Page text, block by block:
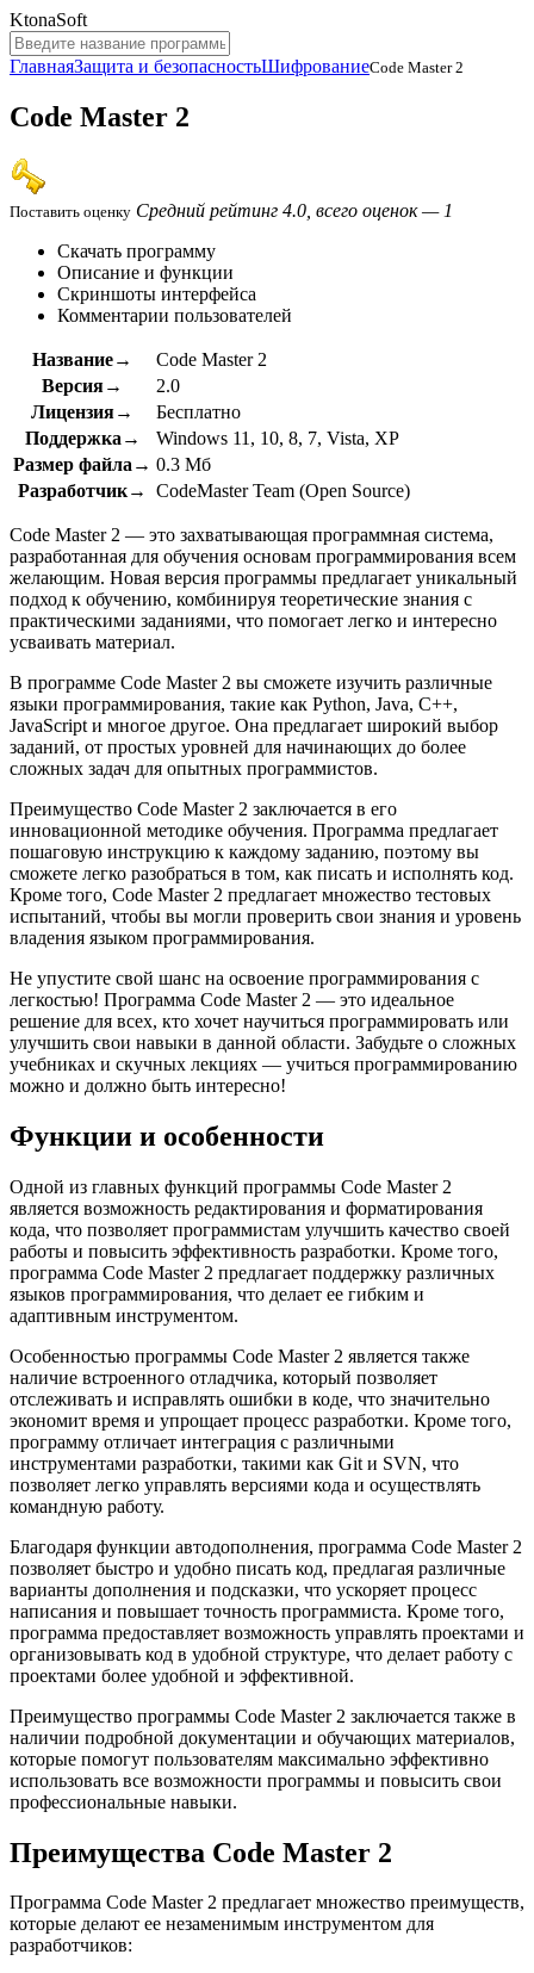
KtonaSoft
ГлавнаяЗащита и безопасностьШифрованиеCode Master 2
Code Master 2
Поставить оценку Средний рейтинг 4.0, всего оценок — 1
Скачать программу
Описание и функции
Скриншоты интерфейса
Комментарии пользователей
Название→
Code Master 2
Версия→
2.0
Лицензия→
Бесплатно
Поддержка→
Windows 11, 10, 8, 7, Vista, XP
Размер файла→ 0.3 Мб
Разработчик→
CodeMaster Team (Open Source)
Code Master 2 — это захватывающая программная система,
разработанная для обучения основам программирования всем
желающим. Новая версия программы предлагает уникальный
подход к обучению, комбинируя теоретические знания с
практическими заданиями, что помогает легко и интересно
усваивать материал.
В программе Code Master 2 вы сможете изучить различные
языки программирования, такие как Python, Java, C++,
JavaScript и многое другое. Она предлагает широкий выбор
заданий, от простых уровней для начинающих до более
сложных задач для опытных программистов.
Преимущество Code Master 2 заключается в его
инновационной методике обучения. Программа предлагает
пошаговую инструкцию к каждому заданию, поэтому вы
сможете легко разобраться в том, как писать и исполнять код.
Кроме того, Code Master 2 предлагает множество тестовых
испытаний, чтобы вы могли проверить свои знания и уровень
владения языком программирования.
Не упустите свой шанс на освоение программирования с
легкостью! Программа Code Master 2 — это идеальное
решение для всех, кто хочет научиться программировать или
улучшить свои навыки в данной области. Забудьте о сложных
учебниках и скучных лекциях — учиться программированию
можно и должно быть интересно!
Функции и особенности
Одной из главных функций программы Code Master 2
является возможность редактирования и форматирования
кода, что позволяет программистам улучшить качество своей
работы и повысить эффективность разработки. Кроме того,
программа Code Master 2 предлагает поддержку различных
языков программирования, что делает ее гибким и
адаптивным инструментом.
Особенностью программы Code Master 2 является также
наличие встроенного отладчика, который позволяет
отслеживать и исправлять ошибки в коде, что значительно
экономит время и упрощает процесс разработки. Кроме того,
программу отличает интеграция с различными
инструментами разработки, такими как Git и SVN, что
позволяет легко управлять версиями кода и осуществлять
командную работу.
Благодаря функции автодополнения, программа Code Master 2
позволяет быстро и удобно писать код, предлагая различные
варианты дополнения и подсказки, что ускоряет процесс
написания и повышает точность программиста. Кроме того,
программа предоставляет возможность управлять проектами и
организовывать код в удобной структуре, что делает работу с
проектами более удобной и эффективной.
Преимущество программы Code Master 2 заключается также в
наличии подробной документации и обучающих материалов,
которые помогут пользователям максимально эффективно
использовать все возможности программы и повысить свои
профессиональные навыки.
Преимущества Code Master 2
Программа Code Master 2 предлагает множество преимуществ,
которые делают ее незаменимым инструментом для
разработчиков: